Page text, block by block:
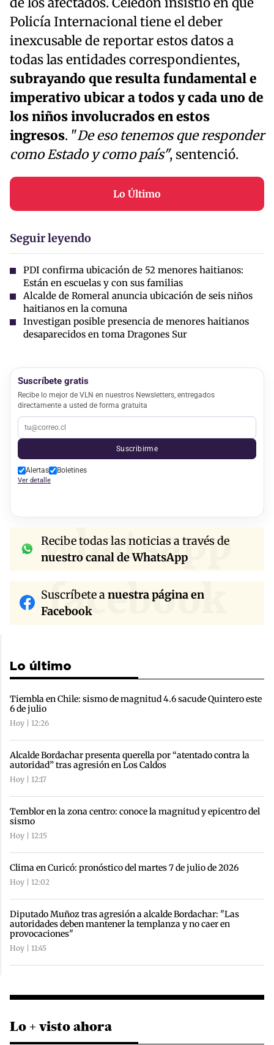
Policía Internacional tiene el deber
inexcusable de reportar estos datos a
todas las entidades correspondientes,
subrayando que resulta fundamental e
imperativo ubicar a todos y cada uno de
los niños involucrados en estos
ingresos. "De eso tenemos que responder
como Estado y como país", sentenció.
Lo Último
Seguir leyendo
PDI confirma ubicación de 52 menores haitianos:
Están en escuelas y con sus familias
Alcalde de Romeral anuncia ubicación de seis niños
haitianos en la comuna
Investigan posible presencia de menores haitianos
desaparecidos en toma Dragones Sur
Suscríbete gratis
Recibe lo mejor de VLN en nuestros Newsletters, entregados
directamente a usted de forma gratuita
Suscribirme
Alertas Boletines
Ver detalle
whatsapp
Recibe todas las noticias a través de
nuestro canal de WhatsApp
facebook
Suscríbete anuestra página en
Facebook
Lo último
Tiembla en Chile: sismo de magnitud 4.6 sacude Quintero este
6 de julio
Hoy | 12:26
Alcalde Bordachar presenta querella por “atentado contra la
autoridad” tras agresión en Los Caldos
Hoy | 12:17
Temblor en la zona centro: conoce la magnitud y epicentro del
sismo
Hoy | 12:15
Clima en Curicó: pronóstico del martes 7 de julio de 2026
Hoy | 12:02
Diputado Muñoz tras agresión a alcalde Bordachar: "Las
autoridades deben mantener la templanza y no caer en
provocaciones"
Hoy | 11:45
Lo + visto ahora